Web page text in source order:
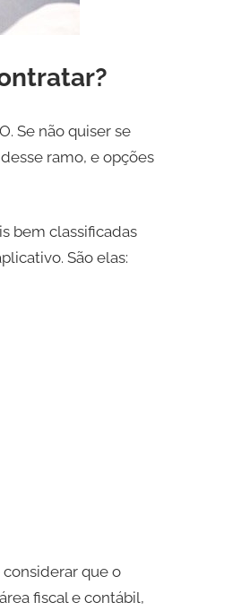
?
Se não quiser se
ramo, e opções
bem classificadas
São elas:
considerar que o
fiscal e contábil,